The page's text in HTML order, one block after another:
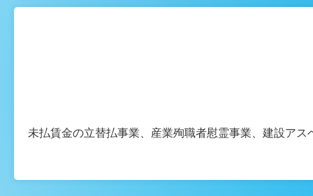
未払賃金の立替払事業、産業殉職者慰霊事業、建設ア